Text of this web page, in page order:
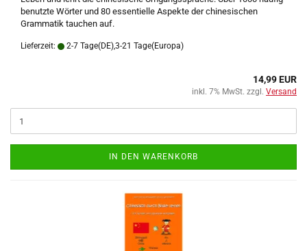
benutzte Wörter und 80 essentielle Aspekte der chinesischen
Grammatik tauchen auf.
Lieferzeit: 2-7 Tage(DE),3-21 Tage(Europa)
14,99 EUR
inkl. 7% MwSt. zzgl. Versand
IN DEN WARENKORB